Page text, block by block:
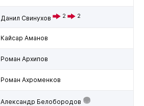
Данил Свинухов 2 2
Кайсар Аманов
Роман Архипов
Роман Ахроменков
Александр Белобородов